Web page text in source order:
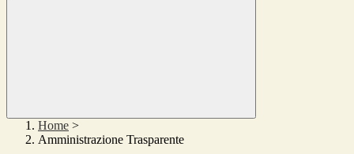
Home >
Amministrazione Trasparente